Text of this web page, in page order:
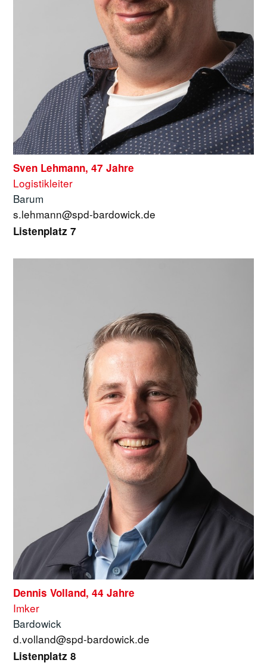
Sven Lehmann, 47 Jahre
Logistikleiter
Barum
s.lehmann@spd-bardowick.de
Listenplatz 7
Dennis Volland, 44 Jahre
Imker
Bardowick
d.volland@spd-bardowick.de
Listenplatz 8